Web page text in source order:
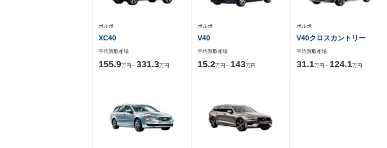
ボルボ
XC40
平均買取相場
155.9万円～331.3万円
ボルボ
V40
平均買取相場
15.2万円～ 143万円
ボルボ
V40クロスカントリー
平均買取相場
31.1万円～ 124.1万円